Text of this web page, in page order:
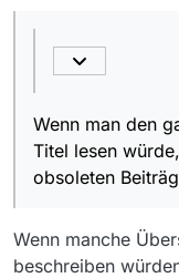
Wenn man den
Titel lesen
obsoleten
Wenn manche
beschreiben